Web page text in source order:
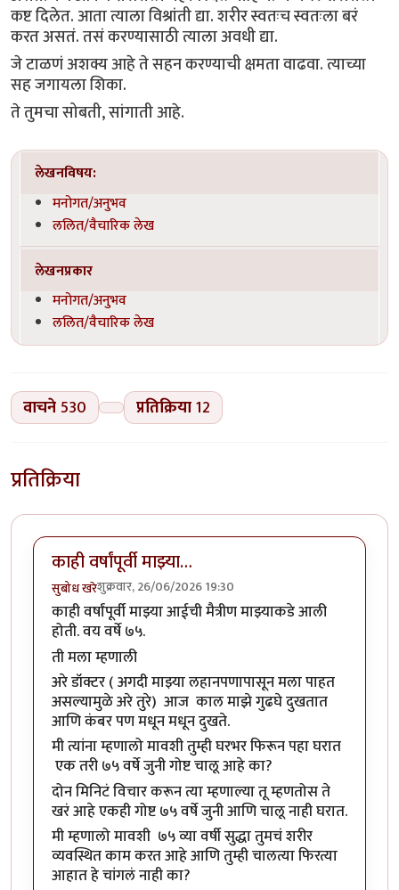
कष्ट दिलेत. आता त्याला विश्रांती द्या. शरीर स्वतःच स्वतःला बरं
करत असतं. तसं करण्यासाठी त्याला अवधी द्या.
जे टाळणं अशक्य आहे ते सहन करण्याची क्षमता वाढवा. त्याच्या
सह जगायला शिका.
ते तुमचा सोबती, सांगाती आहे.
लेखनविषय:
मनोगत/अनुभव
ललित/वैचारिक लेख
लेखनप्रकार
मनोगत/अनुभव
ललित/वैचारिक लेख
वाचने530 प्रतिक्रिया12
प्रतिक्रिया
काही वर्षांपूर्वी माझ्या…
सुबोध खरेशुक्रवार, 26/06/2026 19:30
काही वर्षांपूर्वी माझ्या आईची मैत्रीण माझ्याकडे आली
होती. वय वर्षे ७५.
ती मला म्हणाली
अरे डॉक्टर ( अगदी माझ्या लहानपणापासून मला पाहत
असल्यामुळे अरे तुरे) आज काल माझे गुढघे दुखतात
आणि कंबर पण मधून मधून दुखते.
मी त्यांना म्हणालो मावशी तुम्ही घरभर फिरून पहा घरात
एक तरी ७५ वर्षे जुनी गोष्ट चालू आहे का?
दोन मिनिटं विचार करून त्या म्हणाल्या तू म्हणतोस ते
खरं आहे एकही गोष्ट ७५ वर्षे जुनी आणि चालू नाही घरात.
मी म्हणालो मावशी ७५ व्या वर्षी सुद्धा तुमचं शरीर
व्यवस्थित काम करत आहे आणि तुम्ही चालत्या फिरत्या
आहात हे चांगलं नाही का?